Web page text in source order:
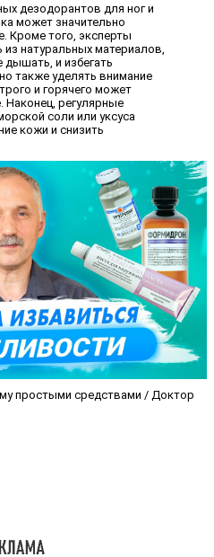
дезодорантов для ног и
может значительно
Кроме того, эксперты
натуральных материалов,
и избегать
также уделять внимание
и горячего может
Наконец, регулярные
соли или уксуса
кожи и снизить
простыми средствами / Доктор